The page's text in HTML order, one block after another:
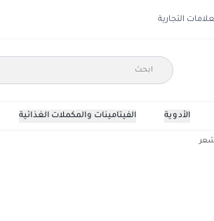
التجارية
الفيتامينات والمكملات الغذائية الأدوية